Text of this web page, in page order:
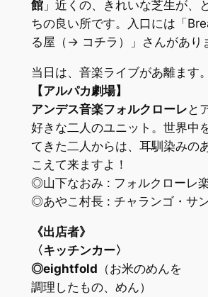
館」近くの、きれいな芝生が、
ちの良い所です。入口には「
る屋（→ コチラ）」さんがあり
当日は、音楽ライブがあ離ます。
【アルパカ劇場】
アンデス音楽フォルクローレ と
好きな二人のユニット。世界中
てきた二人からは、耳馴染みの
こえて来ますよ！
◎山下なおみ : フォルクローレ
◎あやこ村長 : チャランゴ・サ
《出店者》
〈キッチンカー〉
◎eightfold （お米のめんを
調理したもの、めん）